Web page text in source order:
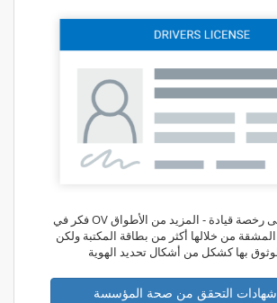
فكر في OV مثل الحصول على رخصة قيادة - المزيد من الأطواق
من خلالها أكثر من بطاقة المكتبة ولكن
التحقق من صحة المؤسسة